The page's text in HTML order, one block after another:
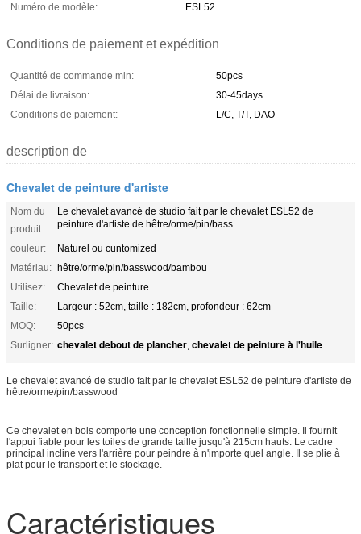
Numéro de modèle:
ESL52
Conditions de paiement et expédition
Quantité de commande min:
50pcs
Délai de livraison:
30-45days
Conditions de paiement:
L/C, T/T, DAO
description de
Chevalet de peinture d'artiste
Nom du
produit:
Le chevalet avancé de studio fait par le chevalet ESL52 de
peinture d'artiste de hêtre/orme/pin/bass
couleur:
Naturel ou cuntomized
Matériau: hêtre/orme/pin/basswood/bambou
Utilisez:
Chevalet de peinture
Taille:
Largeur : 52cm, taille : 182cm, profondeur : 62cm
MOQ:
50pcs
Surligner: chevalet debout de plancher, chevalet de peinture à l'huile
Le chevalet avancé de studio fait par le chevalet ESL52 de peinture d'artiste de
hêtre/orme/pin/basswood
Ce chevalet en bois comporte une conception fonctionnelle simple. Il fournit
l'appui fiable pour les toiles de grande taille jusqu'à 215cm hauts. Le cadre
principal incline vers l'arrière pour peindre à n'importe quel angle. Il se plie à
plat pour le transport et le stockage.
Caractéristiques